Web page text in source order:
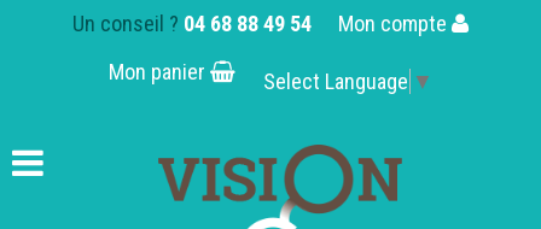
Un conseil ? 04 68 88 49 54
Mon compte
Mon panier
Select Language ▼